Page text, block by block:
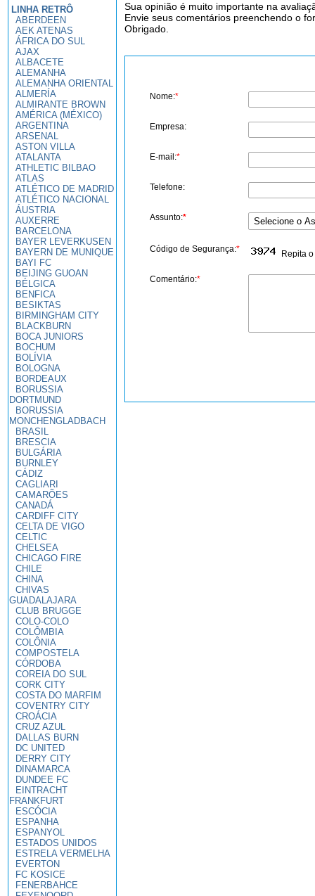
LINHA RETRÔ
ABERDEEN
AEK ATENAS
ÁFRICA DO SUL
AJAX
ALBACETE
ALEMANHA
ALEMANHA ORIENTAL
ALMERÍA
ALMIRANTE BROWN
AMÉRICA (MÉXICO)
ARGENTINA
ARSENAL
ASTON VILLA
ATALANTA
ATHLETIC BILBAO
ATLAS
ATLÉTICO DE MADRID
ATLÉTICO NACIONAL
ÁUSTRIA
AUXERRE
BARCELONA
BAYER LEVERKUSEN
BAYERN DE MUNIQUE
BAYI FC
BEIJING GUOAN
BÉLGICA
BENFICA
BESIKTAS
BIRMINGHAM CITY
BLACKBURN
BOCA JUNIORS
BOCHUM
BOLÍVIA
BOLOGNA
BORDEAUX
BORUSSIA
DORTMUND
BORUSSIA
MONCHENGLADBACH
BRASIL
BRESCIA
BULGÁRIA
BURNLEY
CÁDIZ
CAGLIARI
CAMARÕES
CANADÁ
CARDIFF CITY
CELTA DE VIGO
CELTIC
CHELSEA
CHICAGO FIRE
CHILE
CHINA
CHIVAS
GUADALAJARA
CLUB BRUGGE
COLO-COLO
COLÔMBIA
COLÔNIA
COMPOSTELA
CÓRDOBA
COREIA DO SUL
CORK CITY
COSTA DO MARFIM
COVENTRY CITY
CROÁCIA
CRUZ AZUL
DALLAS BURN
DC UNITED
DERRY CITY
DINAMARCA
DUNDEE FC
EINTRACHT
FRANKFURT
ESCÓCIA
ESPANHA
ESPANYOL
ESTADOS UNIDOS
ESTRELA VERMELHA
EVERTON
FC KOSICE
FENERBAHCE
Sua opinião é muito importante na
Envie seus comentários preenchendo o
Obrigado.
Nome:*
Empresa:
E-mail:*
Telefone:
Assunto:*
Código de Segurança:* Repita
Comentário:*